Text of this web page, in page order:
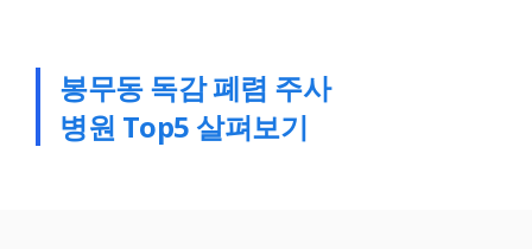
봉무동 독감 폐렴 주사
병원 Top5 살펴보기